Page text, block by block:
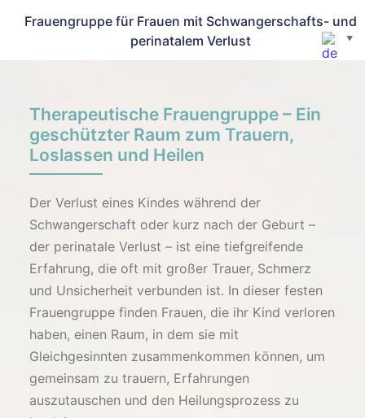
Frauengruppe für Frauen mit Schwangerschafts- und
perinatalem Verlust
Therapeutische Frauengruppe – Ein
geschützter Raum zum Trauern,
Loslassen und Heilen
Der Verlust eines Kindes während der
Schwangerschaft oder kurz nach der Geburt –
der perinatale Verlust – ist eine tiefgreifende
Erfahrung, die oft mit großer Trauer, Schmerz
und Unsicherheit verbunden ist. In dieser festen
Frauengruppe finden Frauen, die ihr Kind verloren
haben, einen Raum, in dem sie mit
Gleichgesinnten zusammenkommen können, um
gemeinsam zu trauern, Erfahrungen
auszutauschen und den Heilungsprozess zu
▼